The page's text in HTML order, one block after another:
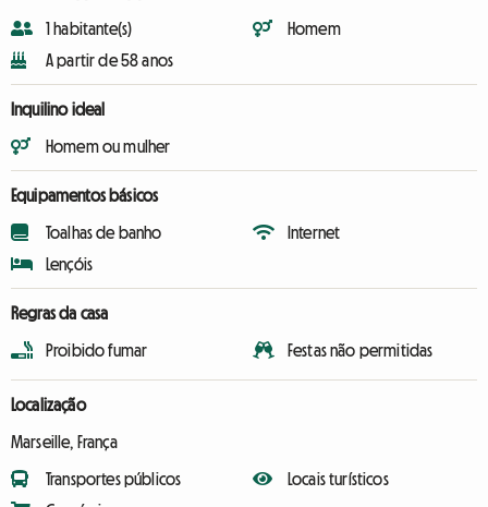
1 habitante(s)
A partir de 58 anos
Homem
Inquilino ideal
Homem ou mulher
Equipamentos básicos
Toalhas de banho
Lençóis
Internet
Regras da casa
Proibido fumar Festas não permitidas
Localização
Marseille, França
Transportes públicos
Locais turísticos